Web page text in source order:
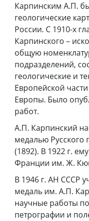
Карпинским А.П.
геологические
России. С 1910-х
Карпинского –
общую
подразделений,
геологические и
Европейской
Европы. Было
работ.
А.П. Карпинский
медалью Русского
(1892). В 1922 г.
Франции им. Ж.
В 1946 г. АН СССР
медаль им. А.П.
научные работы
петрографии и